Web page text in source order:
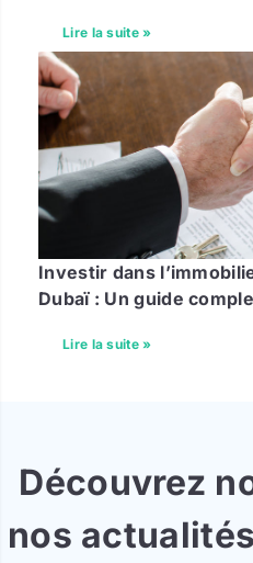
Lire la suite »
Investir dans
Dubaï : Un guide
Lire la suite »
Découvrez
nos